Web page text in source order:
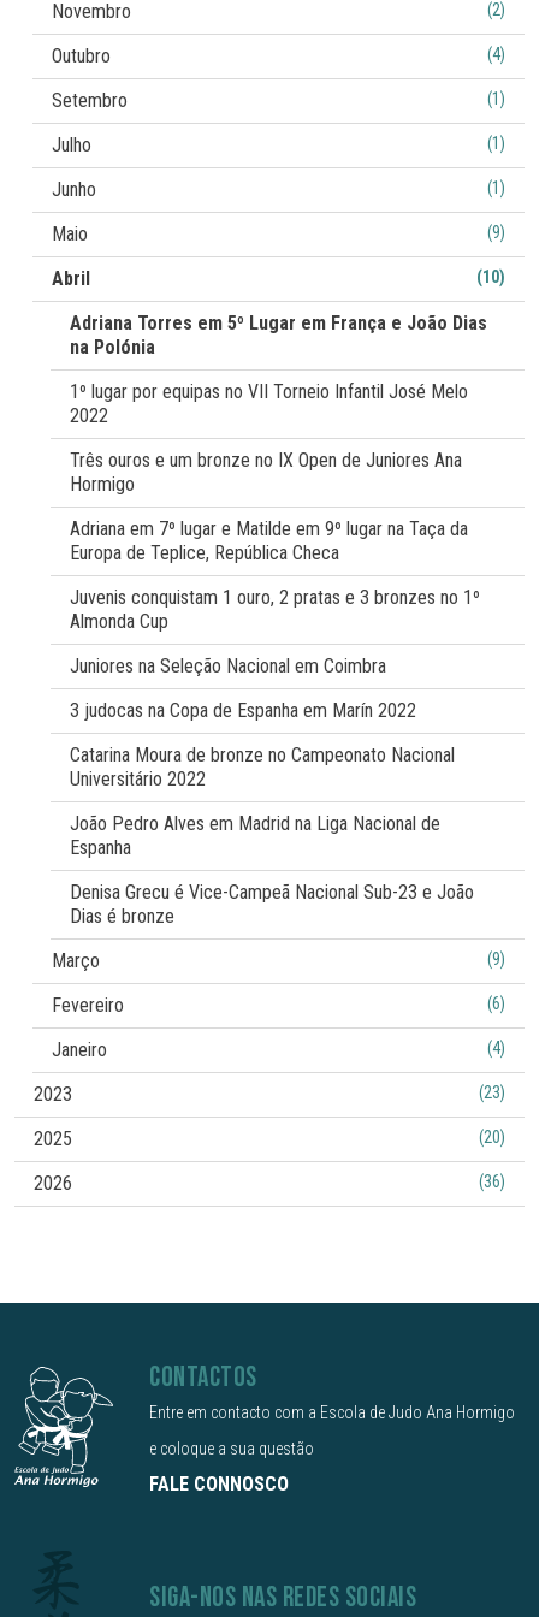
Novembro (2)
Outubro (4)
Setembro (1)
Julho (1)
Junho (1)
Maio (9)
Abril (10)
Adriana Torres em 5º Lugar em França e João Dias
na Polónia
1º lugar por equipas no VII Torneio Infantil José Melo
2022
Três ouros e um bronze no IX Open de Juniores Ana
Hormigo
Adriana em 7º lugar e Matilde em 9º lugar na Taça da
Europa de Teplice, República Checa
Juvenis conquistam 1 ouro, 2 pratas e 3 bronzes no 1º
Almonda Cup
Juniores na Seleção Nacional em Coimbra
3 judocas na Copa de Espanha em Marín 2022
Catarina Moura de bronze no Campeonato Nacional
Universitário 2022
João Pedro Alves em Madrid na Liga Nacional de
Espanha
Denisa Grecu é Vice-Campeã Nacional Sub-23 e João
Dias é bronze
Março
(9)
Fevereiro (6)
Janeiro (4)
2023 (23)
2025 (20)
2026 (36)
CONTACTOS
Entre em contacto com a Escola de Judo Ana Hormigo
e coloque a sua questão
FALE CONNOSCO
SIGA-NOS NAS REDES SOCIAIS